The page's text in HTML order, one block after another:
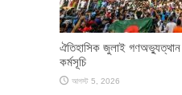
ঐতিহাসিক জুলাই
কর্মসূচি
আগস্ট 5, 2026